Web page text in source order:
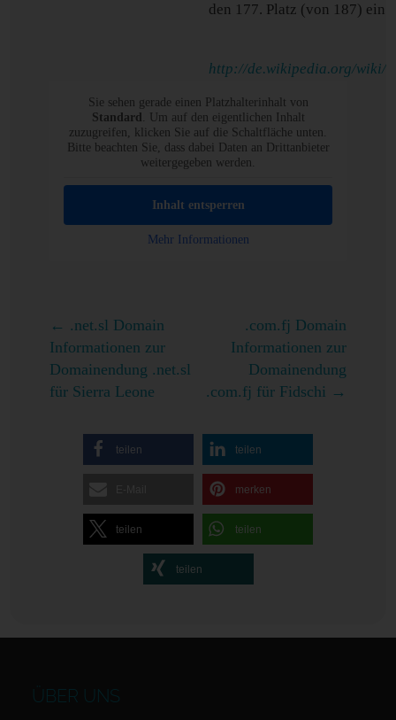
den 177. Platz (von 187) ein.
http://de.wikipedia.org/wiki/
Sie sehen gerade einen Platzhalterinhalt von
Standard . Um auf den eigentlichen Inhalt
zuzugreifen, klicken Sie auf die Schaltfläche unten.
Bitte beachten Sie, dass dabei Daten an Drittanbieter
weitergegeben werden.
Inhalt entsperren
Mehr Informationen
← .net.sl Domain
Informationen zur
Domainendung .net.sl
für Sierra Leone
.com.fj Domain
Informationen zur
Domainendung
.com.fj für Fidschi →
teilen teilen
merken
teilen teilen
teilen
ÜBER UNS